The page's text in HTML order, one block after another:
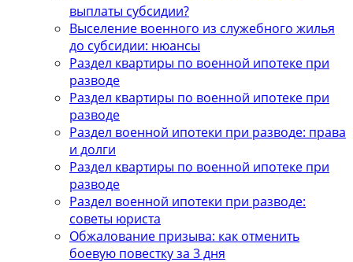
выплаты субсидии?
Выселение военного из служебного жилья
до субсидии: нюансы
Раздел квартиры по военной ипотеке при
разводе
Раздел квартиры по военной ипотеке при
разводе
Раздел военной ипотеки при разводе: права
и долги
Раздел квартиры по военной ипотеке при
разводе
Раздел военной ипотеки при разводе:
советы юриста
Обжалование призыва: как отменить
боевую повестку за 3 дня